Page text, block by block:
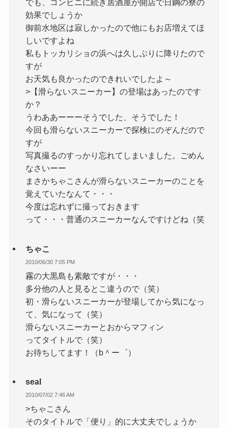
でも、コンビニに続き居酒屋が開店で日鋼の寮の
効果でしょうか
御前水地区は寂しかったので他にもお店増えてほ
しいですよね
私もトッカリショの浜へは久しぶりに降りたので
すが
お天気も良かったのできれいでしたよ～
>【滑らないスニーカー】の登場はあったのです
か？
うわああーーーそうでした、そうでした！
今回も滑らないスニーカーで探検にのぞんだので
すが
写真撮るのすっかり忘れてしまいました。ごめん
なさいーー
まさかちゃこさんが滑らないスニーカーのことを
覚えていたなんて・・・
今度は忘れずに撮っておきます
って・・・普通のスニーカーなんですけどね（笑
ちゃこ
2010/06/30 7:05 PM
霧の大黒島も素敵ですが・・・
多分他の人と見るとこ違うので（笑）
初・滑らないスニーカーが登場してから気になっ
て、気になって（笑）
滑らないスニーカーとおからマフィン
ってタイトルで（笑）
お待ちしてます！（b＾ー゜）
seal
2010/07/02 7:46 AM
>ちゃこさん
そのタイトルで「便り」的に大丈夫でしょうか